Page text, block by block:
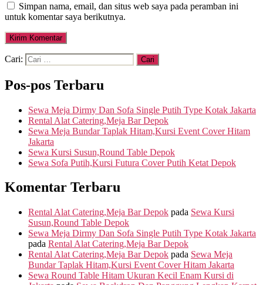
Simpan nama, email, dan situs web saya pada peramban ini
untuk komentar saya berikutnya.
Cari:
Pos-pos Terbaru
Sewa Meja Dirmy Dan Sofa Single Putih Type Kotak Jakarta
Rental Alat Catering,Meja Bar Depok
Sewa Meja Bundar Taplak Hitam,Kursi Event Cover Hitam
Jakarta
Sewa Kursi Susun,Round Table Depok
Sewa Sofa Putih,Kursi Futura Cover Putih Ketat Depok
Komentar Terbaru
Rental Alat Catering,Meja Bar Depok pada Sewa Kursi
Susun,Round Table Depok
Sewa Meja Dirmy Dan Sofa Single Putih Type Kotak Jakarta
pada Rental Alat Catering,Meja Bar Depok
Rental Alat Catering,Meja Bar Depok pada Sewa Meja
Bundar Taplak Hitam,Kursi Event Cover Hitam Jakarta
Sewa Round Table Hitam Ukuran Kecil Enam Kursi di